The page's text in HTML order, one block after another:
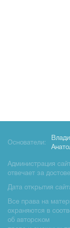
Основатели:
Администрация
отвечает за
Дата открытия
Все права на
охраняются в
об авторском